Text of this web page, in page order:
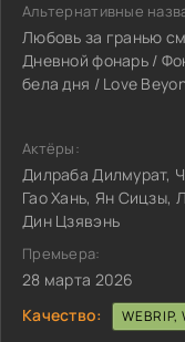
Альтернативные
Любовь за гранью
Дневной фонарь /
бела дня / Love
Актёры:
Дилраба Дилмурат,
Гао Хань, Ян Сицзы,
Дин Цзявэнь
Премьера:
28 марта 2026
Качество:
WEBRIP,